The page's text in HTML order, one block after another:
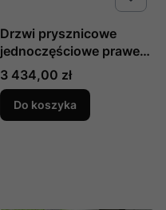
Drzwi prysznicowe
jednoczęściowe prawe
Pur produkcji SanSwiss
PUR1DSM11007
Cena
3 434,00 zł
Do koszyka